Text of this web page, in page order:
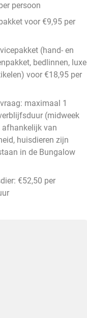
persoon
voor €9,95 per
(hand- en
bedlinnen, luxe
voor €18,95 per
maximaal 1
(midweek
afhankelijk van
huisdieren zijn
in de Bungalow
€52,50 per